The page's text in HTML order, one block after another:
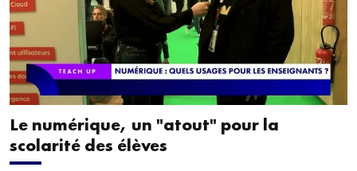
Le numérique, un "atout" pour la
scolarité des élèves